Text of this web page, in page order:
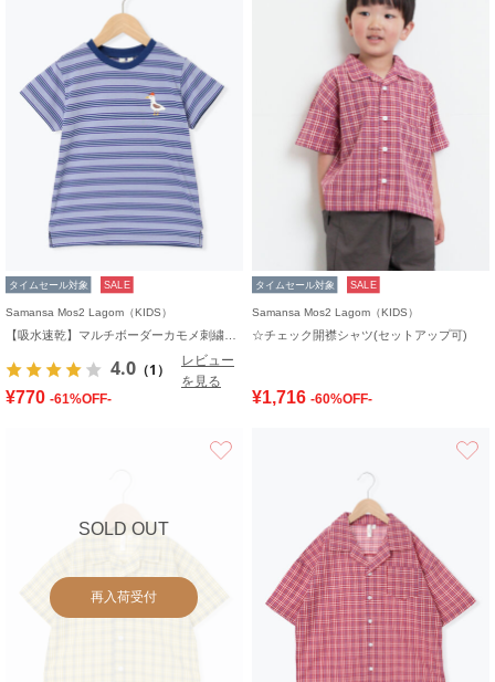
タイムセール対象 SALE
Samansa Mos2 Lagom（KIDS）
4.0 （1）
レビュー
を見る
¥770 -61%OFF-
タイムセール対象 SALE
Samansa Mos2 Lagom（KIDS）
☆チェック開襟シャツ(セットアップ可)
¥1,716 -60%OFF-
SOLD OUT
再入荷受付